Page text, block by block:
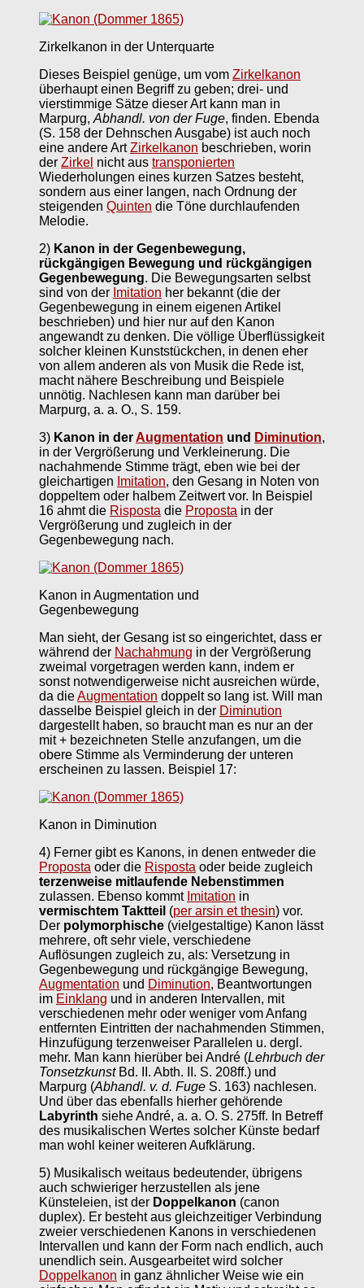
Zirkelkanon in der Unterquarte
Dieses Beispiel genüge, um vom Zirkelkanon
überhaupt einen Begriff zu geben; drei- und
vierstimmige Sätze dieser Art kann man in
Marpurg,Abhandl. von der Fuge, finden. Ebenda
(S. 158 der Dehnschen Ausgabe) ist auch noch
eine andere ArtZirkelkanon beschrieben, worin
der Zirkel nicht aus transponierten
Wiederholungen eines kurzen Satzes besteht,
sondern aus einer langen, nach Ordnung der
steigenden Quinten die Töne durchlaufenden
Melodie.
2) Kanon in der Gegenbewegung,
rückgängigen Bewegung und rückgängigen
Gegenbewegung. Die Bewegungsarten selbst
sind von der Imitation her bekannt (die der
Gegenbewegung in einem eigenen Artikel
beschrieben) und hier nur auf den Kanon
angewandt zu denken. Die völlige Überflüssigkeit
solcher kleinen Kunststückchen, in denen eher
von allem anderen als von Musik die Rede ist,
macht nähere Beschreibung und Beispiele
unnötig. Nachlesen kann man darüber bei
Marpurg, a. a. O., S. 159.
3) Kanon in derAugmentation und Diminution,
in der Vergrößerung und Verkleinerung. Die
nachahmende Stimme trägt, eben wie bei der
gleichartigen Imitation, den Gesang in Noten von
doppeltem oder halbem Zeitwert vor. In Beispiel
16 ahmt die Risposta die Proposta in der
Vergrößerung und zugleich in der
Gegenbewegung nach.
Kanon in Augmentation und
Gegenbewegung
Man sieht, der Gesang ist so eingerichtet, dass er
während der Nachahmung in der Vergrößerung
zweimal vorgetragen werden kann, indem er
sonst notwendigerweise nicht ausreichen würde,
da dieAugmentation doppelt so lang ist. Will man
dasselbe Beispiel gleich in der Diminution
dargestellt haben, so braucht man es nur an der
mit + bezeichneten Stelle anzufangen, um die
obere Stimme als Verminderung der unteren
erscheinen zu lassen. Beispiel 17:
Kanon in Diminution
4) Ferner gibt es Kanons, in denen entweder die
Proposta oder die Risposta oder beide zugleich
terzenweise mitlaufende Nebenstimmen
zulassen. Ebenso kommt Imitation in
vermischtem Taktteil (per arsin et thesin) vor.
Der polymorphische (vielgestaltige) Kanon lässt
mehrere, oft sehr viele, verschiedene
Auflösungen zugleich zu, als: Versetzung in
Gegenbewegung und rückgängige Bewegung,
Augmentation und Diminution, Beantwortungen
im Einklang und in anderen Intervallen, mit
verschiedenen mehr oder weniger vom Anfang
entfernten Eintritten der nachahmenden Stimmen,
Hinzufügung terzenweiser Parallelen u. dergl.
mehr. Man kann hierüber bei André (Lehrbuch der
TonsetzkunstBd. II. Abth. II. S. 208ff.) und
Marpurg (Abhandl. v. d. Fuge S. 163) nachlesen.
Und über das ebenfalls hierher gehörende
Labyrinth siehe André, a. a. O. S. 275ff. In Betreff
des musikalischen Wertes solcher Künste bedarf
man wohl keiner weiteren Aufklärung.
5) Musikalisch weitaus bedeutender, übrigens
auch schwieriger herzustellen als jene
Künsteleien, ist der Doppelkanon (canon
duplex). Er besteht aus gleichzeitiger Verbindung
zweier verschiedenen Kanons in verschiedenen
Intervallen und kann der Form nach endlich, auch
unendlich sein. Ausgearbeitet wird solcher
Doppelkanon in ganz ähnlicher Weise wie ein